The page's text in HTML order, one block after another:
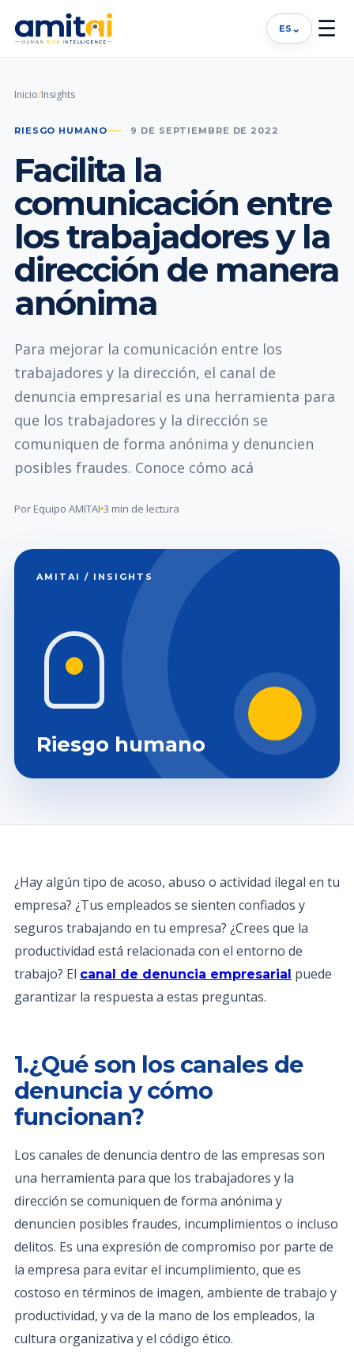
ES ⌄ ☰
Inicio/Insights
RIESGO HUMANO 9 DE SEPTIEMBRE DE 2022
Facilita la
comunicación entre
los trabajadores y la
dirección de manera
anónima
Para mejorar la comunicación entre los
trabajadores y la dirección, el canal de
denuncia empresarial es una herramienta para
que los trabajadores y la dirección se
comuniquen de forma anónima y denuncien
posibles fraudes. Conoce cómo acá
Por Equipo AMITAI 3 min de lectura
AMITAI / INSIGHTS
Riesgo humano
¿Hay algún tipo de acoso, abuso o actividad ilegal en tu
empresa? ¿Tus empleados se sienten confiados y
seguros trabajando en tu empresa? ¿Crees que la
productividad está relacionada con el entorno de
trabajo? El canal de denuncia empresarial puede
garantizar la respuesta a estas preguntas.
1.¿Qué son los canales de
denuncia y cómo
funcionan?
Los canales de denuncia dentro de las empresas son
una herramienta para que los trabajadores y la
dirección se comuniquen de forma anónima y
denuncien posibles fraudes, incumplimientos o incluso
delitos. Es una expresión de compromiso por parte de
la empresa para evitar el incumplimiento, que es
costoso en términos de imagen, ambiente de trabajo y
productividad, y va de la mano de los empleados, la
cultura organizativa y el código ético.